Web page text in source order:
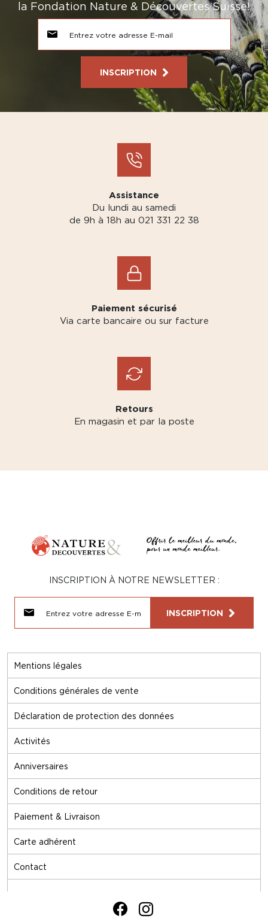
la Fondation Nature & Découvertes Suisse!
INSCRIPTION
Assistance
Du lundi au samedi
de 9h à 18h au 021 331 22 38
Paiement sécurisé
Via carte bancaire ou sur facture
Retours
En magasin et par la poste
Mentions légales
Conditions générales de vente
Déclaration de protection des données
Activités
Anniversaires
Conditions de retour
Paiement & Livraison
Carte adhérent
Contact
INSCRIPTION À NOTRE NEWSLETTER :
INSCRIPTION